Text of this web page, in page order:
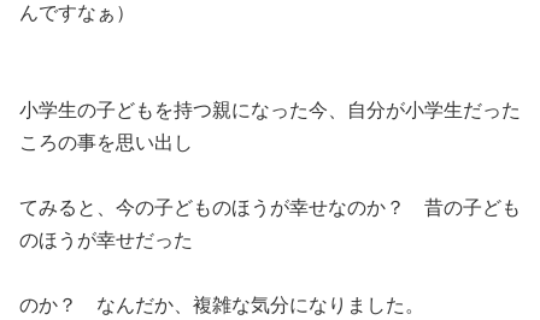
んですなぁ）
小学生の子どもを持つ親になった今、自分が小学生だった
ころの事を思い出し
てみると、今の子どものほうが幸せなのか？ 昔の子ども
のほうが幸せだった
のか？ なんだか、複雑な気分になりました。